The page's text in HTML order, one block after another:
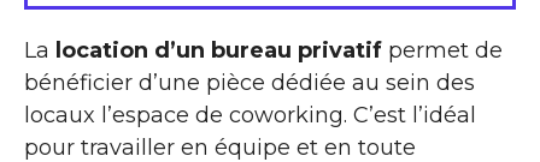
La location d’un bureau privatif permet de
bénéficier d’une pièce dédiée au sein des
locaux l’espace de coworking. C’est l’idéal
pour travailler en équipe et en toute